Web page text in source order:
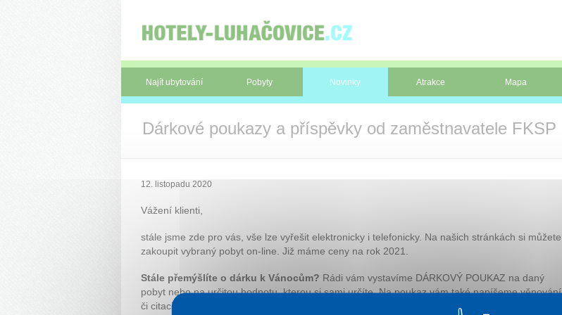
Najít ubytování Pobyty Novinky Atrakce Mapa
Dárkové poukazy a příspěvky od zaměstnavatele FKSP
12. listopadu 2020
Vážení klienti,
stále jsme zde pro vás, vše lze vyřešit elektronicky i telefonicky. Na našich stránkách si můžete
zakoupit vybraný pobyt on-line. Již máme ceny na rok 2021.
Stále přemýšlíte o dárku k Vánocům? Rádi vám vystavíme DÁRKOVÝ POUKAZ na daný
pobyt nebo na určitou hodnotu, kterou si sami určíte. Na poukaz vám také napíšeme věnování
či citaci.